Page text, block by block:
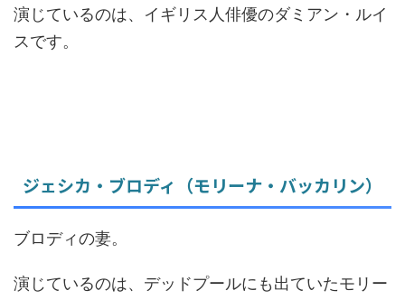
演じているのは、イギリス人俳優のダミアン・ルイ
スです。
ジェシカ・ブロディ（モリーナ・バッカリン）
ブロディの妻。
演じているのは、デッドプールにも出ていたモリー